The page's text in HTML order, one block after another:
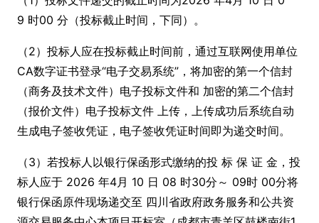
9 时00 分（投标截止时间，下同）。
（2）投标人应在投标截止时间前，通过互联网使用单位
CA数字证书登录“电子交易系统”，将加密的第一个信封
（商务及技术文件）电子投标文件和 加密的第二个信封
（报价文件）电子投标文件 上传，上传成功后系统自动
生成电子签收凭证，电子签收凭证时间即为递交时间。
（3）若投标人以银行保函形式缴纳的投 标 保 证 金，投
标人应于 2026 年4月 10 日 08 时30分～ 09时 00分将
银行保函原件现场递交至 四川省政府政务服务和公共资